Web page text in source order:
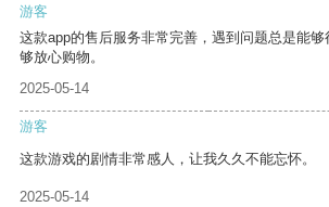
游客
这款app的售后服务非常完善，遇到问题总是能
够放心购物。
2025-05-14
游客
这款游戏的剧情非常感人，让我久久不能忘怀。
2025-05-14